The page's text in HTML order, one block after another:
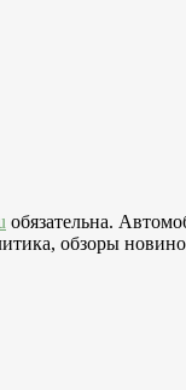
обязательна.
обзоры